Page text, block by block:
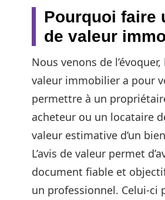
Pourquoi faire
de valeur
Nous venons de l’évoquer,
valeur immobilier a pour
permettre à un
acheteur ou un locataire
valeur estimative d’un
L’avis de valeur permet
document fiable et
un professionnel. Celui-ci